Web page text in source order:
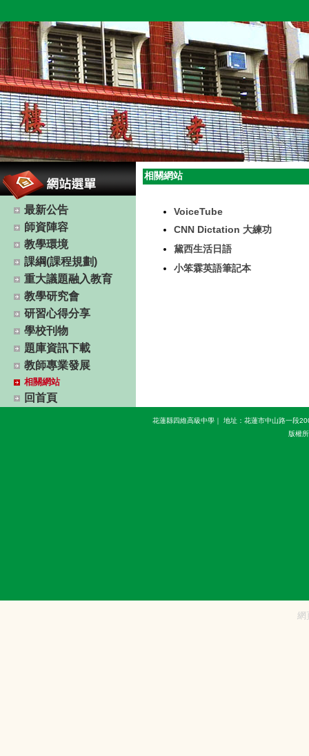
最新公告
師資陣容
教學環境
課綱(課程規劃)
重大議題融入教育
教學研究會
研習心得分享
學校刊物
題庫資訊下載
教師專業發展
相關網站
回首頁
相關網站
VoiceTube
CNN Dictation 大練功
黛西生活日語
小笨霖英語筆記本
花蓮縣四維高級中學｜ 地址：花蓮市中山路一段
版權
網